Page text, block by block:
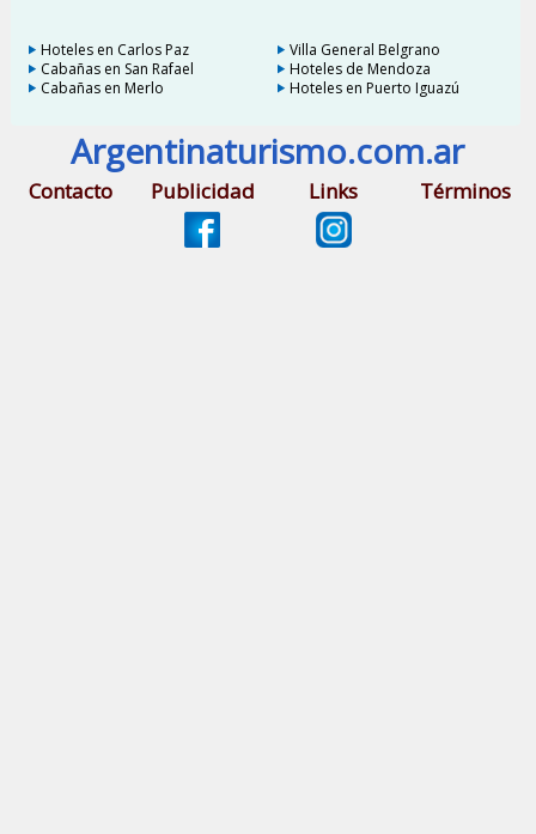
Hoteles en Carlos Paz
Villa General Belgrano
Cabañas en San Rafael
Hoteles de Mendoza
Cabañas en Merlo
Hoteles en Puerto Iguazú
Argentinaturismo.com.ar
Contacto Publicidad Links Términos